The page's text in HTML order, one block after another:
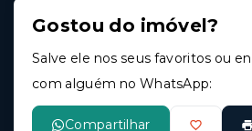
Gostou do imóvel?
Salve ele nos seus favoritos ou
com alguém no WhatsApp:
Compartilhar